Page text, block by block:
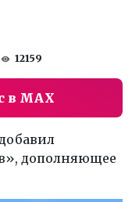
12159
в MAX
дополняющее